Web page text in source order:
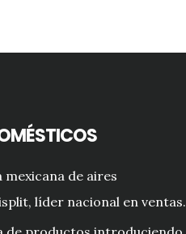
de aires
líder nacional en ventas.